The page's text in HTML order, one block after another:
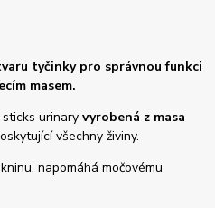
tyčinky pro správnou funkci
masem.
sticks urinaryvyrobená z masa
všechny živiny.
napomáhá močovému